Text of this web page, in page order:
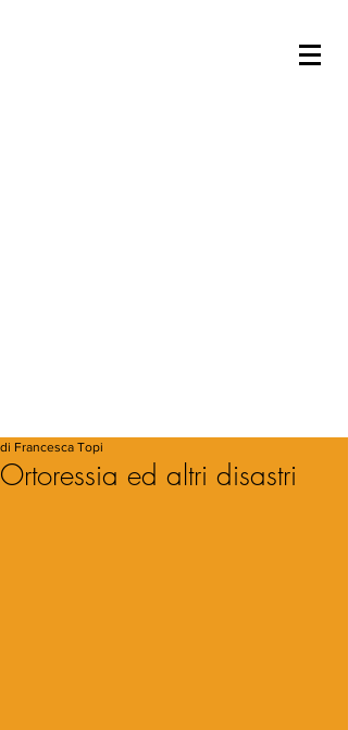
Ortoressia ed altri disastri
di Francesca Topi